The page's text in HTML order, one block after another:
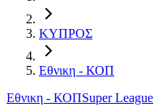
ΚΥΠΡΟΣ
Εθνικη - ΚΟΠ
Εθνικη - ΚΟΠSuper League